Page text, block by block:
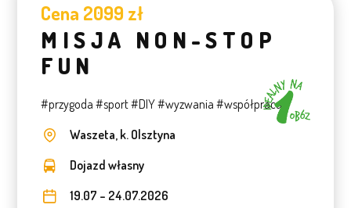
Cena 2099 zł
MISJA NON-STOP
FUN
#przygoda #sport #DIY #wyzwania #współpraca
Waszeta, k. Olsztyna
Dojazd własny
19.07 – 24.07.2026